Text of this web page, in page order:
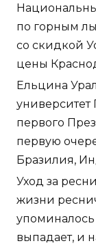
по горным
со скидкой
цены
Ельцина
университет
первого
первую
Бразилия,
Уход за
жизни
выпадает, и